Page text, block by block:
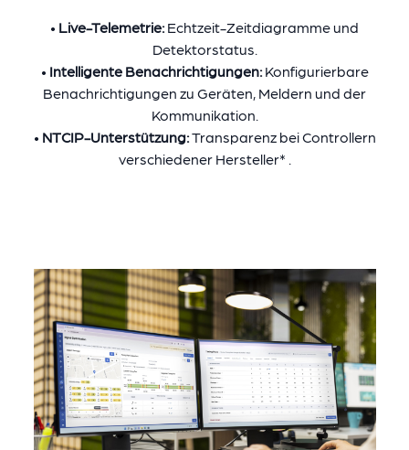
• Live-Telemetrie:Echtzeit-Zeitdiagramme und
Detektorstatus.
• Intelligente Benachrichtigungen:Konfigurierbare
Benachrichtigungen zu Geräten, Meldern und der
Kommunikation.
• NTCIP-Unterstützung:Transparenz bei Controllern
verschiedener Hersteller* .